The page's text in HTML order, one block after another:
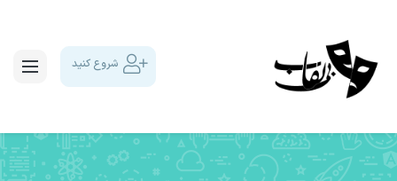
شروع کنید